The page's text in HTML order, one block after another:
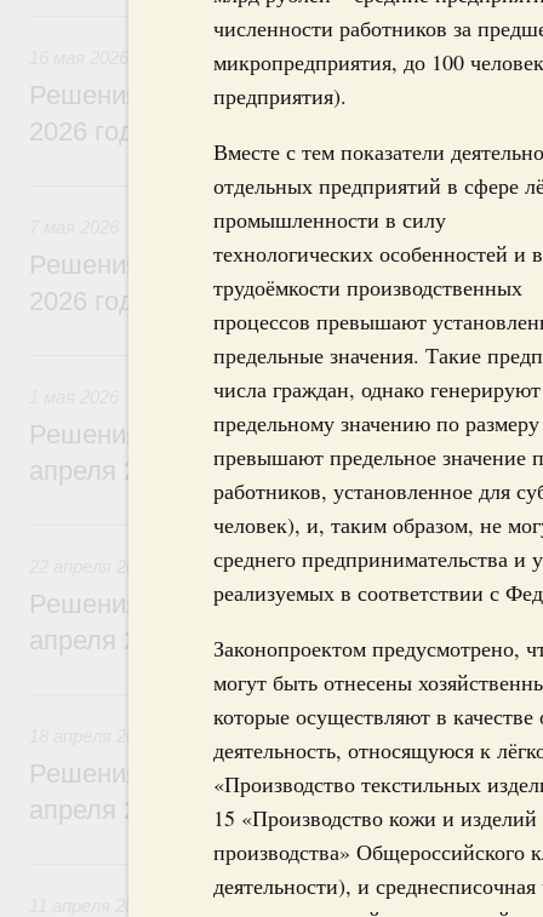
численности работников за
микропредприятия, до 100
предприятия).
Вместе с тем показатели
отдельных предприятий в сфере
промышленности в силу
технологических особенностей и
трудоёмкости производственных
процессов превышают
предельные значения. Такие
числа граждан, однако
предельному значению по
превышают предельное значение
работников, установленное для
человек), и, таким образом, не
среднего предпринимательства и
реализуемых в соответствии с
Законопроектом предусмотрено,
могут быть отнесены
которые осуществляют в
деятельность, относящуюся к
«Производство текстильных
15 «Производство кожи и
производства» Общероссийского
деятельности), и
16 мая, суббота
Решения, принятые на заседании
2026 года
7 мая, четверг
Решения, принятые на заседании
2026 года
1 мая, пятница
Решения, принятые на заседании
апреля 2026 года
22 апреля, среда
Решения, принятые на заседании
апреля 2026 года
18 апреля, суббота
Решения, принятые на заседании
апреля 2026 года
11 апреля, суббота